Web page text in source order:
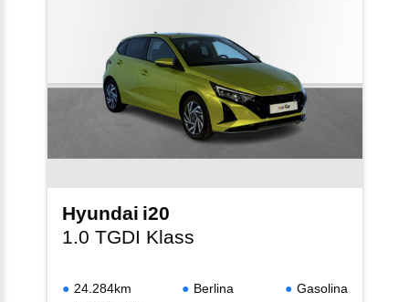
Hyundai i20
1.0 TGDI Klass
24.284km Berlina
Gasolina